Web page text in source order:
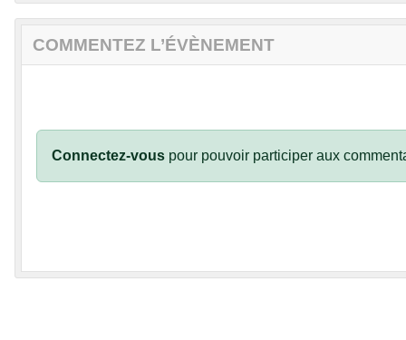
COMMENTEZ L’ÉVÈNEMENT
Connectez-vous pour pouvoir participer aux